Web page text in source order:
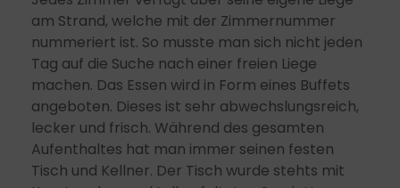
am Strand, welche mit der Zimmernummer
nummeriert ist. So musste man sich nicht jeden
Tag auf die Suche nach einer freien Liege
machen. Das Essen wird in Form eines Buffets
angeboten. Dieses ist sehr abwechslungsreich,
lecker und frisch. Während des gesamten
Aufenthaltes hat man immer seinen festen
Tisch und Kellner. Der Tisch wurde stehts mit